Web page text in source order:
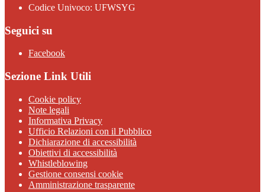
Codice Univoco: UFWSYG
Seguici su
Facebook
Sezione Link Utili
Cookie policy
Note legali
Informativa Privacy
Ufficio Relazioni con il Pubblico
Dichiarazione di accessibilità
Obiettivi di accessibilità
Whistleblowing
Gestione consensi cookie
Amministrazione trasparente